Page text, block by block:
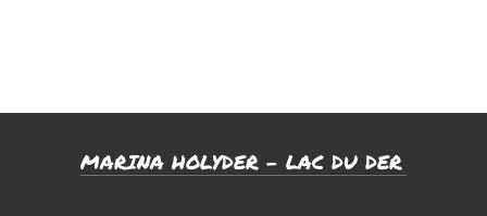
MARINA HOLYDER – LAC DU DER